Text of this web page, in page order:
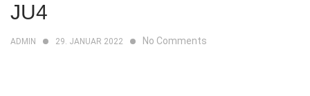
JU4
ADMIN 29. JANUAR 2022 No Comments